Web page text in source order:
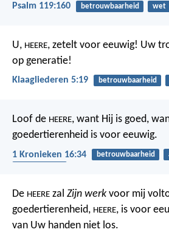
Psalm 119:160 betrouwbaarheid wet
U, HEERE, zetelt voor eeuwig! Uw
op generatie!
Klaagliederen 5:19 betrouwbaarheid
Loof de HEERE, want Hij is goed,
goedertierenheid is voor eeuwig.
1 Kronieken 16:34 betrouwbaarheid
De HEERE zal Zijn werk voor mij
goedertierenheid, HEERE, is voor
van Uw handen niet los.